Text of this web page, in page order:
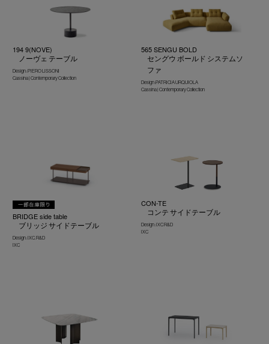
194 9(NOVE)
ノーヴェ テーブル
Design : PIERO LISSONI
Cassina | Contemporary Collection
565 SENGU BOLD
セングウ ボールド システムソ
ファ
Design :PATRICIA URQUIOLA
Cassina | Contemporary Collection
BRIDGE side table
ブリッジ サイドテーブル
Design : IXC. R&D
IXC
CON-TE
コンテ サイドテーブル
Design : IXC R&D
IXC